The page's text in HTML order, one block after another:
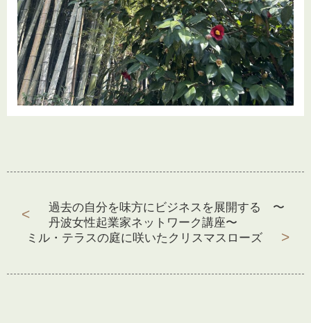
投
前
の
過去の自分を味方にビジネスを展開する 〜
丹波女性起業家ネットワーク講座〜
次
投
ミル・テラスの庭に咲いたクリスマスローズ